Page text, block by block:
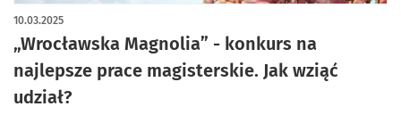
„Wrocławska Magnolia” - konkurs na
najlepsze prace magisterskie. Jak wziąć
udział?
10.03.2025